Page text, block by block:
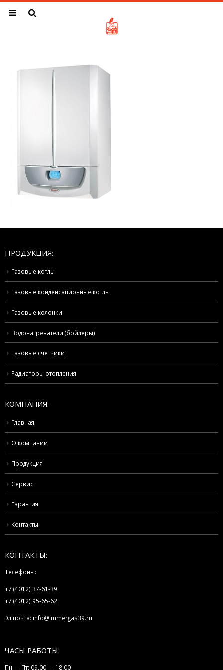
ПРОДУКЦИЯ:
Газовые котлы
Газовые конденсационные котлы
Газовые колонки
Водонагреватели (бойлеры)
Газовые счётчики
Радиаторы отопления
КОМПАНИЯ:
Главная
О компании
Продукция
Сервис
Гарантия
Контакты
КОНТАКТЫ:
Телефоны:
+7 (4012) 37-61-39
+7 (4012) 95-65-62
Эл.почта: info@immergas39.ru
ЧАСЫ РАБОТЫ:
Пн — Пт: 09.00 — 18.00